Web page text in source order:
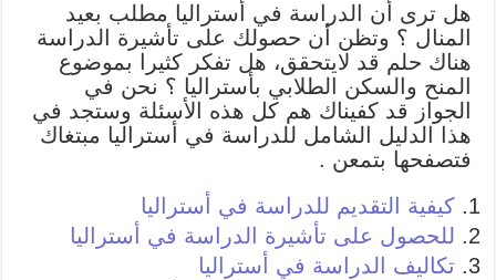
هل ترى أن الدراسة في أستراليا مطلب بعيد
المنال ؟ وتظن أن حصولك على تأشيرة الدراسة
هناك حلم قد لايتحقق، هل تفكر كثيرا بموضوع
المنح والسكن الطلابي بأستراليا ؟ نحن في
الجواز قد كفيناك هم كل هذه الأسئلة وستجد في
هذا الدليل الشامل للدراسة في أستراليا مبتغاك
فتصفحها بتمعن .
كيفية التقديم للدراسة في أستراليا
للحصول على تأشيرة الدراسة في أستراليا
تكاليف الدراسة في أستراليا